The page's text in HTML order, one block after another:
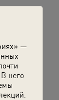
—
него